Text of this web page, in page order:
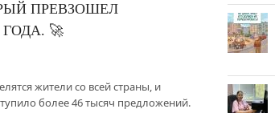
ПРЕВЗОШЕЛ
ГОДА. 🚀
жители со всей страны, и
более 46 тысяч предложений.